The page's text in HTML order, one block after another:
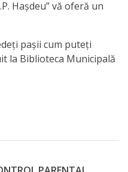
Hașdeu” vă oferă un
pașii cum puteți
la Biblioteca Municipală